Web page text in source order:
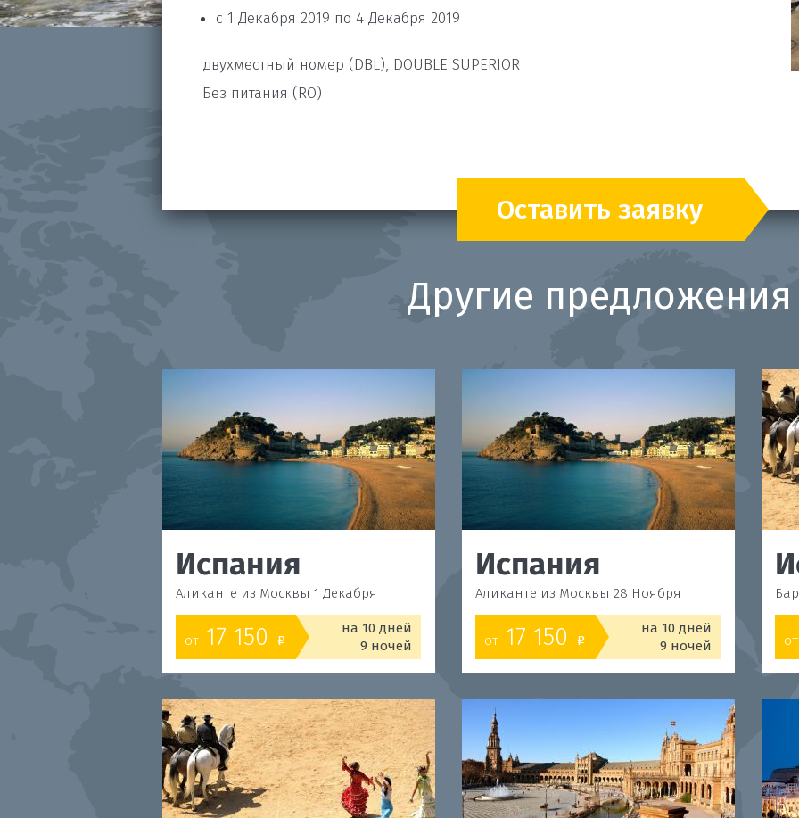
с 1 Декабря 2019 по 4 Декабря 2019
двухместный номер (DBL), DOUBLE SUPERIOR
Без питания (RO)
Оставить заявку
Другие предложения
Испания
Аликанте из Москвы 1 Декабря
от 17 150 o
на 10 дней
9 ночей
Испания
Аликанте из Москвы 28 Ноября
от 17 150 o
на 10 дней
9 ночей
от